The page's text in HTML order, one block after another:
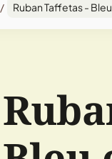
/ Ruban Taffetas -